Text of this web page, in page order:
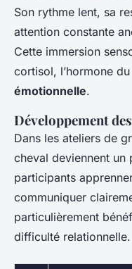
Son rythme lent, sa
attention constante
Cette immersion
cortisol, l’hormone
émotionnelle.
Développement
Dans les ateliers de
cheval deviennent un
participants
communiquer
particulièrement
difficulté relationnelle.